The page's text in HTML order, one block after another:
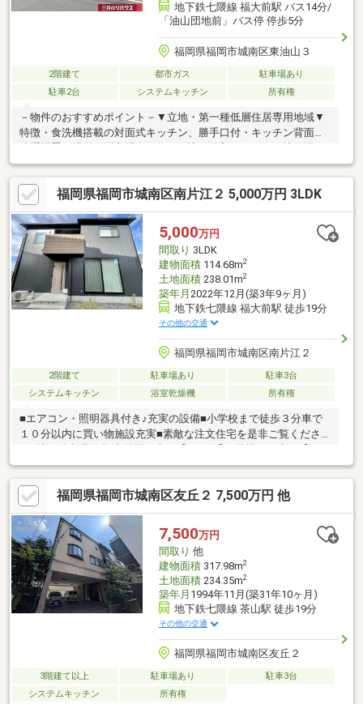
地下鉄七隈線 福大前駅 バス14分/
「油山団地前」バス停 停歩5分
福岡県福岡市城南区東油山３
2階建て 都市ガス
駐車場あり
駐車2台
システムキッチン 所有権
－物件のおすすめポイント－▼立地・第一種低層住居専用地域▼
特徴・食洗機搭載の対面式キッチン、勝手口付・キッチン背面に
置・各居室・1階廊下に収納スペース有・敷地面積約88.53坪、縦
列2台駐車可能(車種による)・2026年7月 駐車場増設・庭整地済
▼2026年7月室内リフォーム済【張替】クロス、畳表替え、襖、
CF【その他】巾木一部交換 他▼周辺環境・片江中央公園 徒歩4分
(約280m)■ ご希望の住まい探しをお手伝いします
━━━━━・・・物件の詳細・ご相談はお気軽にお問い合わせく
ださい。
福岡県福岡市城南区南片江２ 5,000万円 3LDK
5,000万円
間取り 3LDK
建物面積114.68m2
土地面積238.01m2
築年月 2022年12月(築3年9ヶ月)
地下鉄七隈線 福大前駅 徒歩19分
その他の交通
福岡県福岡市城南区南片江２
2階建て 駐車場あり
駐車3台
システムキッチン
浴室乾燥機 所有権
■エアコン・照明器具付き♪充実の設備■小学校まで徒歩３分車で
１０分以内に買い物施設充実■素敵な注文住宅を是非ご覧くださ
い●地下鉄七隈線 福大前駅 車で【１９分】●天神まで車で【１８
分】博多まで車で【２０分】●スーパー【サニー堤店】車で【３
分】●※【南片江小学校】 ※【片江中学校】●借入金額【５０００
万円】金利【０．９７５％】返済期間【３５年】※月々返済【１
４０，５６１円】返済期間【５０年】※月々返済【１０５，３２
２円】●住宅ローン●資金計画●税金関係●購入の流れを全て分かり
やすくご説明いたします。
福岡県福岡市城南区友丘２ 7,500万円 他
7,500万円
間取り 他
建物面積317.98m2
土地面積234.35m2
築年月 1994年11月(築31年10ヶ月)
地下鉄七隈線 茶山駅 徒歩19分
その他の交通
福岡県福岡市城南区友丘２
3階建て以上 駐車場あり
駐車3台
システムキッチン
所有権